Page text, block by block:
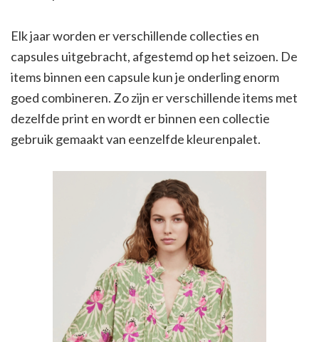
Elk jaar worden er verschillende collecties en
capsules uitgebracht, afgestemd op het seizoen. De
items binnen een capsule kun je onderling enorm
goed combineren. Zo zijn er verschillende items met
dezelfde print en wordt er binnen een collectie
gebruik gemaakt van eenzelfde kleurenpalet.